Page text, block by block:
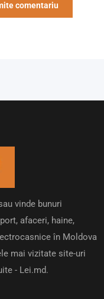
vinde bunuri
afaceri, haine,
în Moldova
mai vizitate site-uri
- Lei.md.